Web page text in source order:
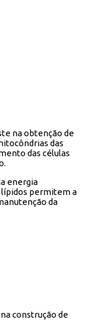
na obtenção de
das
das células
energia
lípidos permitem a
da
construção de